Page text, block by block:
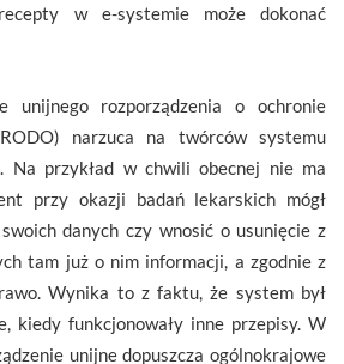
w e-systemie może dokonać
unijnego rozporządzenia o ochronie
narzuca na twórców systemu
Na przykład w chwili obecnej nie ma
przy okazji badań lekarskich mógł
danych czy wnosić o usunięcie z
tam już o nim informacji, a zgodnie z
Wynika to z faktu, że system był
kiedy funkcjonowały inne przepisy. W
unijne dopuszcza ogólnokrajowe